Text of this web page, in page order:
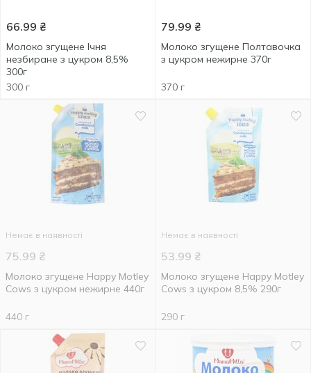
66.99 ₴
Молоко згущене Ічня
незбиране з цукром 8,5%
300г
300 г
79.99 ₴
Молоко згущене Полтавочка
з цукром нежирне 370г
370 г
Немає в наявності
75.99 ₴
Молоко згущене Happy Motley
Cows з цукром нежирне 440г
440 г
Немає в наявності
53.99 ₴
Молоко згущене Нappy Motley
Cows з цукром 8,5% 290г
290 г